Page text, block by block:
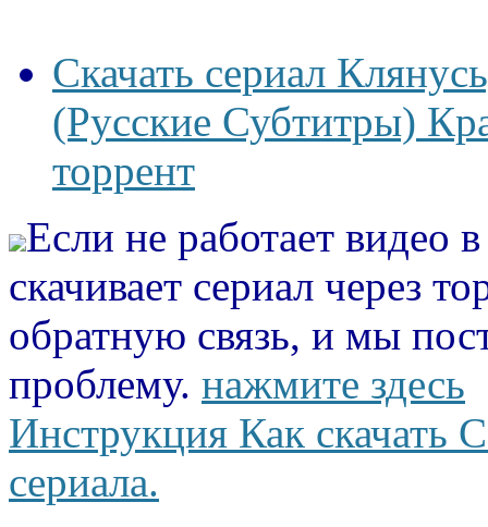
Скачать сериал
(Русские Субтитры)
торрент
Если не работает видео
скачивает сериал через
обратную связь, и мы
проблему. нажмите здесь
Инструкция Как скачать
сериала.